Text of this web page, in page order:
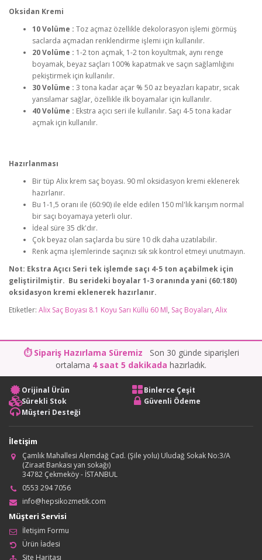
Oksidan Kremi
10 Volüme : Toz açmaz özellikle dekolorasyon işlemi görmüş
saclarda açmadan renklendirme işlemi için kullanılır.
20 Volüme : 1-2 ton açmak, 1-2 ton koyultmak, aynı renge
boyamak, beyaz saçları 100% kapatmak ve saçın sağlamlığını
pekiştirmek için kullanılır.
30 Volüme : 3 tona kadar açar % 50 az beyazları kapatır, sıcak
yansılamar sağlar, özellikle ilk boyamalar için kullanılır.
40 Volüme : Ekstra açıcı seri ile kullanılır. Saçı 4-5 tona kadar
açmak için kullanılır.
Hazırlanması
Bir tüp Alix krem saç boyası. 90 ml oksidasyon kremi eklenerek
hazırlanır.
Bu 1-1,5 oranı ile (60:90) ile elde edilen 150 ml'lik karışım normal
bir saçı boyamaya yeterli olur.
İdeal süre 35 dk'dır.
Çok beyaz olan saçlarda bu süre 10 dk daha uzatılabilir.
Renk açma işlemlerinde saçınızı sık sık kontrol etmeyi unutmayın.
Not: Ekstra Açıcı Seri tek işlemde saçı 4-5 ton açabilmek için
geliştirilmiştir. Bu serideki boyalar 1-3 oranında yani (60:180)
oksidasyon kremi eklenerek hazırlanır.
Etiketler: Alix Saç Boyası 8.1 Koyu Sarı Küllü 60 Ml, Saç Boyaları, Alix
⏱ Sipariş Hazırlama Süremiz Son 30 günde siparişleri
ortalama 4 saat 5 dakikada hazırladık.
Orijinal Ürün
Binlerce Çeşit
Sürekli Stok
Güvenli Ödeme
Müşteri Desteği
İletişim
Çamlık Mahallesi Alemdağ Cad. (Şile yolu) Uludağ Sokak No:3/A
(Ziraat Bankası yan sokağı)
34782 Çekmeköy - İSTANBUL
0553 294 7056
info@hepsikozmetik.com
Müşteri Servisi
İletişim Formu
Ürün İadesi
Site Haritası